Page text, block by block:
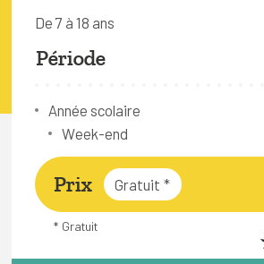
Bruxelles Temps Libre
De 7 à 18 ans
Période
Année scolaire
Week-end
Prix Gratuit *
* Gratuit